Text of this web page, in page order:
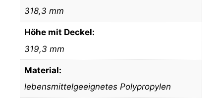
318,3 mm
Höhe mit Deckel:
319,3 mm
Material:
lebensmittelgeeignetes Polypropylen